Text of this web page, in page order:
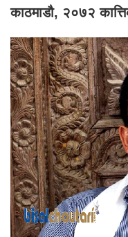
काठमाडौ, २०७२